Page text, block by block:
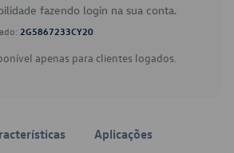
fazendo login na sua conta.
2G5867233CY20
apenas para clientes logados.
Aplicações